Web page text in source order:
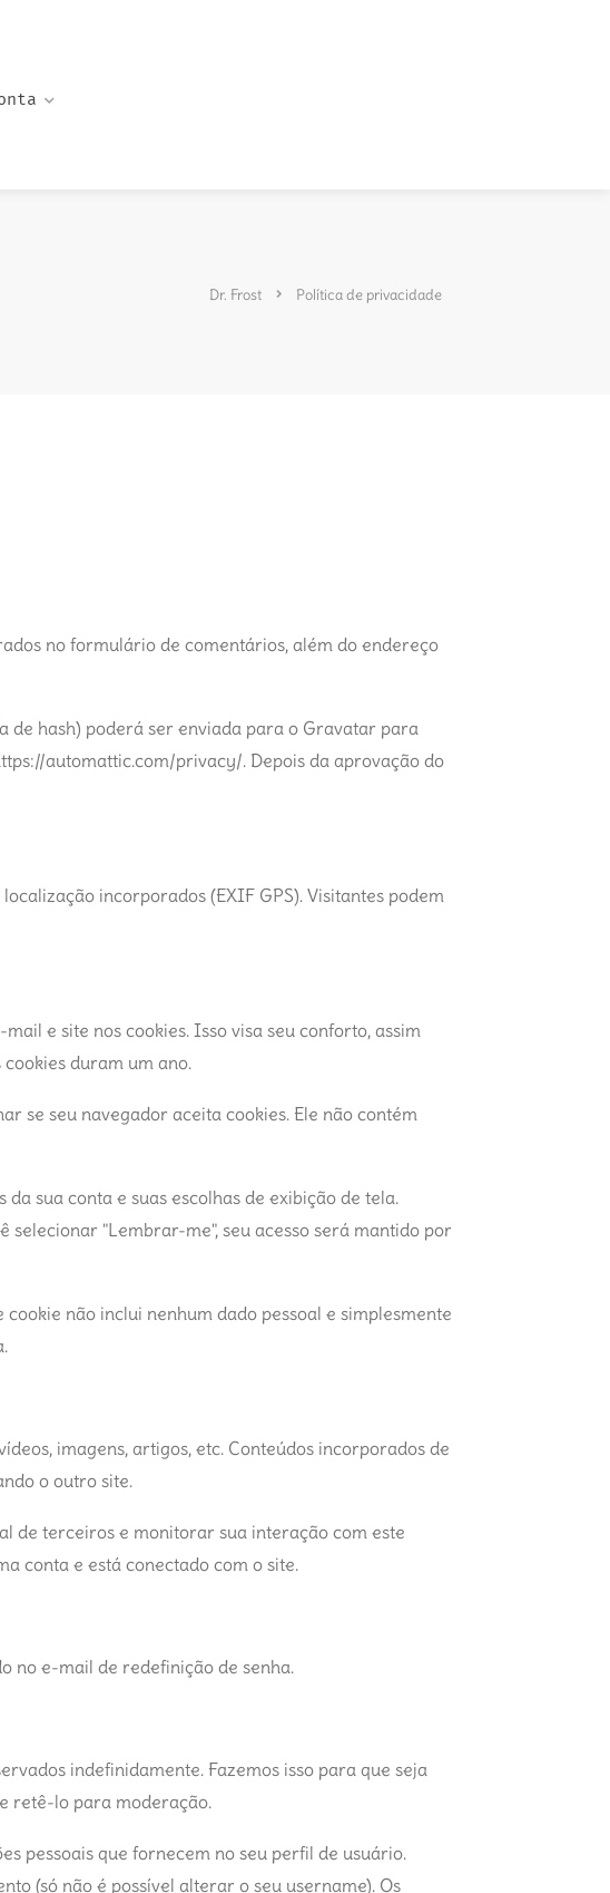
Dr. Frost Política de privacidade
no formulário de comentários, além do endereço
hash) poderá ser enviada para o Gravatar para
automattic.com/privacy/. Depois da aprovação do
incorporados (EXIF GPS). Visitantes podem
e site nos cookies. Isso visa seu conforto, assim
duram um ano.
se seu navegador aceita cookies. Ele não contém
sua conta e suas escolhas de exibição de tela.
selecionar "Lembrar-me", seu acesso será mantido por
não inclui nenhum dado pessoal e simplesmente
imagens, artigos, etc. Conteúdos incorporados de
o outro site.
de terceiros e monitorar sua interação com este
conta e está conectado com o site.
no e-mail de redefinição de senha.
indefinidamente. Fazemos isso para que seja
retê-lo para moderação.
pessoais que fornecem no seu perfil de usuário.
(só não é possível alterar o seu username). Os